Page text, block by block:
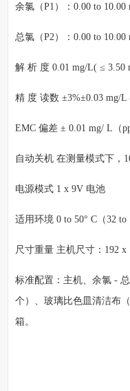
余氯（P1）：0.00 to 10.00
总氯（P2）：0.00 to
解 析 度 0.01 mg/L( ≤ 3.50
精 度 读数 ±3%±0.03 mg/L
EMC 偏差 ± 0.01 mg/ L（
自动关机 在测量模式下，
电源模式 1 x 9V 电池
适用环境 0 to 50° C（32
尺寸重量 主机尺寸：192 x
标准配置：主机、余氯 -
个）、玻璃比色皿清洁布
箱。